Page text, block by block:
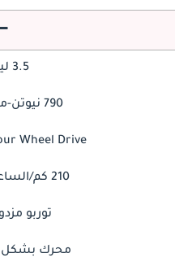
3.5 ليتر
790 نيوتن-متر
Wheel Drive
210 كم/الساعة
توربو
محرك بشكل V